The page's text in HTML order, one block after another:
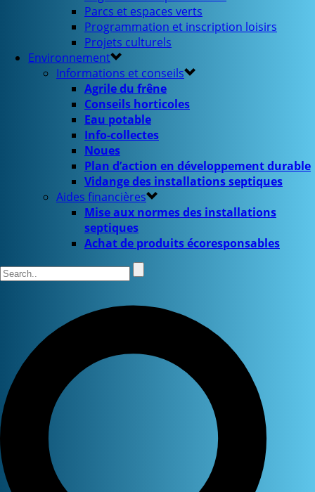
Parcs et espaces verts
Programmation et inscription loisirs
Projets culturels
Environnement
Informations et conseils
Agrile du frêne
Conseils horticoles
Eau potable
Info-collectes
Noues
Plan d’action en développement durable
Vidange des installations septiques
Aides financières
Mise aux normes des installations
septiques
Achat de produits écoresponsables